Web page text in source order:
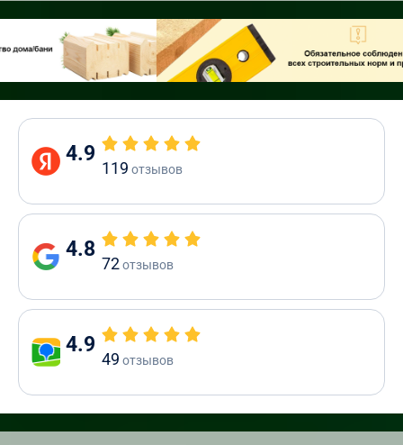
4.9
119 отзывов
4.8
72отзывов
4.9
49 отзывов